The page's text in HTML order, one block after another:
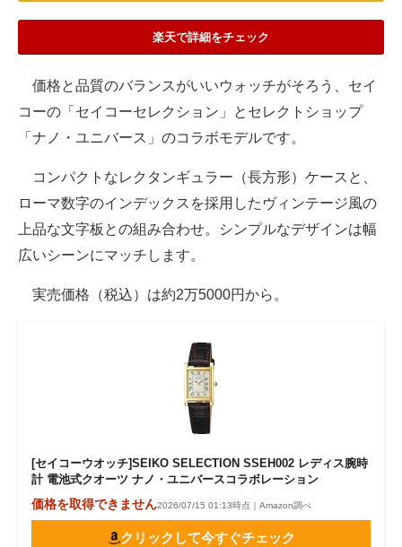
楽天で詳細をチェック
価格と品質のバランスがいいウォッチがそろう、セイ
コーの「セイコーセレクション」とセレクトショップ
「ナノ・ユニバース」のコラボモデルです。
コンパクトなレクタンギュラー（長方形）ケースと、
ローマ数字のインデックスを採用したヴィンテージ風の
上品な文字板との組み合わせ。シンプルなデザインは幅
広いシーンにマッチします。
実売価格（税込）は約2万5000円から。
[セイコーウオッチ]SEIKO SELECTION SSEH002 レディス腕時
計 電池式クオーツ ナノ・ユニバースコラボレーション
価格を取得できません2026/07/15 01:13時点｜Amazon調べ
クリックして今すぐチェック